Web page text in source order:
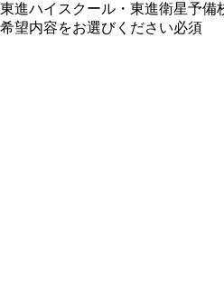
東進ハイスクール・東進衛星予備
希望内容をお選びください必須